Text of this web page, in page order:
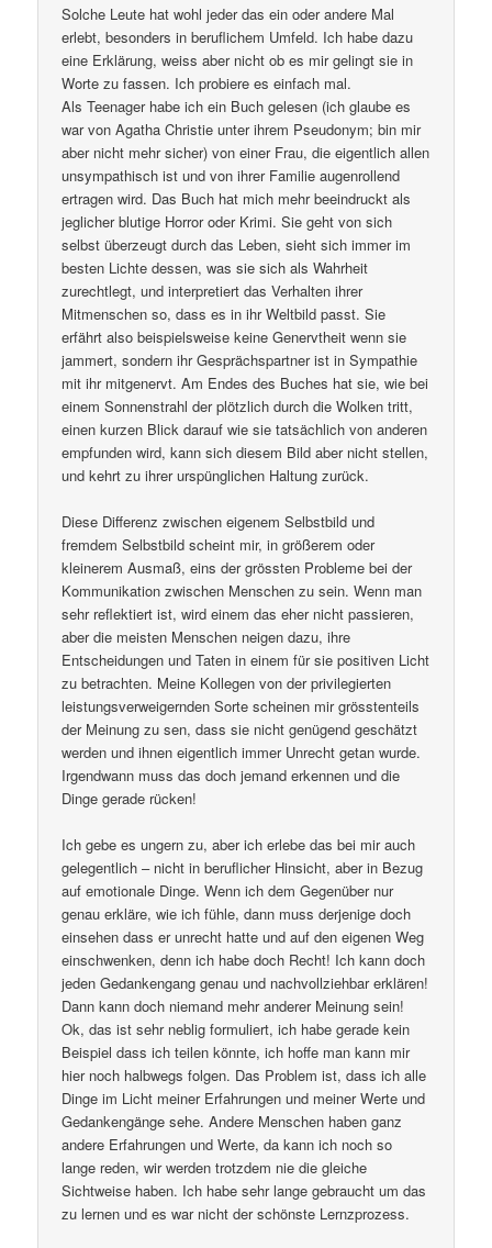
Solche Leute hat wohl jeder das ein oder andere Mal
erlebt, besonders in beruflichem Umfeld. Ich habe dazu
eine Erklärung, weiss aber nicht ob es mir gelingt sie in
Worte zu fassen. Ich probiere es einfach mal.
Als Teenager habe ich ein Buch gelesen (ich glaube es
war von Agatha Christie unter ihrem Pseudonym; bin mir
aber nicht mehr sicher) von einer Frau, die eigentlich allen
unsympathisch ist und von ihrer Familie augenrollend
ertragen wird. Das Buch hat mich mehr beeindruckt als
jeglicher blutige Horror oder Krimi. Sie geht von sich
selbst überzeugt durch das Leben, sieht sich immer im
besten Lichte dessen, was sie sich als Wahrheit
zurechtlegt, und interpretiert das Verhalten ihrer
Mitmenschen so, dass es in ihr Weltbild passt. Sie
erfährt also beispielsweise keine Genervtheit wenn sie
jammert, sondern ihr Gesprächspartner ist in Sympathie
mit ihr mitgenervt. Am Endes des Buches hat sie, wie bei
einem Sonnenstrahl der plötzlich durch die Wolken tritt,
einen kurzen Blick darauf wie sie tatsächlich von anderen
empfunden wird, kann sich diesem Bild aber nicht stellen,
und kehrt zu ihrer urspünglichen Haltung zurück.
Diese Differenz zwischen eigenem Selbstbild und
fremdem Selbstbild scheint mir, in größerem oder
kleinerem Ausmaß, eins der grössten Probleme bei der
Kommunikation zwischen Menschen zu sein. Wenn man
sehr reflektiert ist, wird einem das eher nicht passieren,
aber die meisten Menschen neigen dazu, ihre
Entscheidungen und Taten in einem für sie positiven Licht
zu betrachten. Meine Kollegen von der privilegierten
leistungsverweigernden Sorte scheinen mir grösstenteils
der Meinung zu sen, dass sie nicht genügend geschätzt
werden und ihnen eigentlich immer Unrecht getan wurde.
Irgendwann muss das doch jemand erkennen und die
Dinge gerade rücken!
Ich gebe es ungern zu, aber ich erlebe das bei mir auch
gelegentlich – nicht in beruflicher Hinsicht, aber in Bezug
auf emotionale Dinge. Wenn ich dem Gegenüber nur
genau erkläre, wie ich fühle, dann muss derjenige doch
einsehen dass er unrecht hatte und auf den eigenen Weg
einschwenken, denn ich habe doch Recht! Ich kann doch
jeden Gedankengang genau und nachvollziehbar erklären!
Dann kann doch niemand mehr anderer Meinung sein!
Ok, das ist sehr neblig formuliert, ich habe gerade kein
Beispiel dass ich teilen könnte, ich hoffe man kann mir
hier noch halbwegs folgen. Das Problem ist, dass ich alle
Dinge im Licht meiner Erfahrungen und meiner Werte und
Gedankengänge sehe. Andere Menschen haben ganz
andere Erfahrungen und Werte, da kann ich noch so
lange reden, wir werden trotzdem nie die gleiche
Sichtweise haben. Ich habe sehr lange gebraucht um das
zu lernen und es war nicht der schönste Lernzprozess.